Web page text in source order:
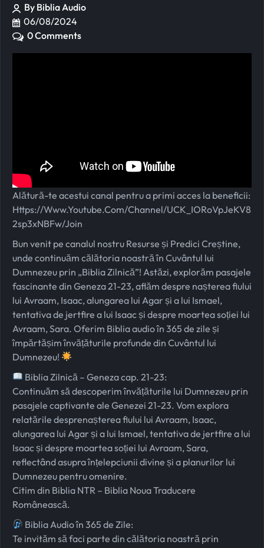
By Biblia Audio
06/08/2024
0 Comments
Alătură-te acestui canal pentru a primi acces la beneficii:
Https://www.youtube.com/channel/UCK_IORoVpJeKV8
2sp3xNBFw/join
Bun venit pe canalul nostru Resurse și Predici Creștine,
unde continuăm călătoria noastră în Cuvântul lui
Dumnezeu prin „Biblia Zilnică”! Astăzi, explorăm pasajele
fascinante din Geneza 21-23, aflăm despre nașterea fiului
lui Avraam, Isaac, alungarea lui Agar și a lui Ismael,
tentativa de jertfire a lui Isaac și despre moartea soției lui
Avraam, Sara. Oferim Biblia audio în 365 de zile și
împărtășim învățăturile profunde din Cuvântul lui
Dumnezeu!
Biblia Zilnică – Geneza cap. 21-23:
Continuăm să descoperim învățăturile lui Dumnezeu prin
pasajele captivante ale Genezei 21-23. Vom explora
relatările desprenașterea fiului lui Avraam, Isaac,
alungarea lui Agar și a lui Ismael, tentativa de jertfire a lui
Isaac și despre moartea soției lui Avraam, Sara,
reflectând asupra înțelepciunii divine și a planurilor lui
Dumnezeu pentru omenire.
Citim din Biblia NTR – Biblia Noua Traducere
Românească.
Biblia Audio în 365 de Zile:
Te invităm să faci parte din călătoria noastră prin